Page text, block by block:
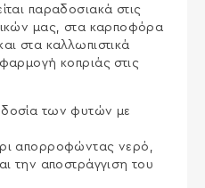
παραδοσιακά στις
μας, στα καρποφόρα
στα καλλωπιστικά
κοπριάς στις
των φυτών με
απορροφώντας νερό,
την αποστράγγιση του